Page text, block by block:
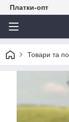
Платки-опт
Товари та